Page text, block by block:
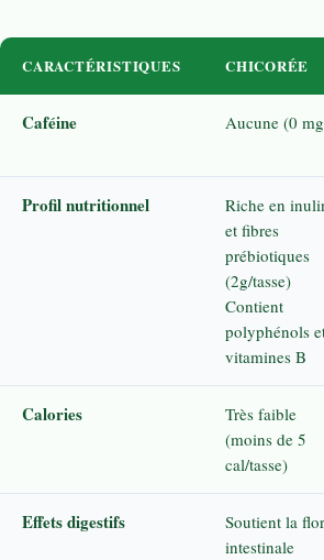
CARACTÉRISTIQUES CHICORÉE
Caféine Aucune (0
Profil nutritionnel
Riche en
et fibres
prébiotiques
(2g/tasse)
Contient
polyphénols
vitamines B
Calories
Très faible
(moins de 5
cal/tasse)
Effets digestifs
Soutient la
intestinale